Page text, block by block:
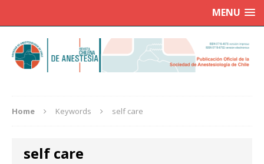
MENU
Home Keywords self care
self care